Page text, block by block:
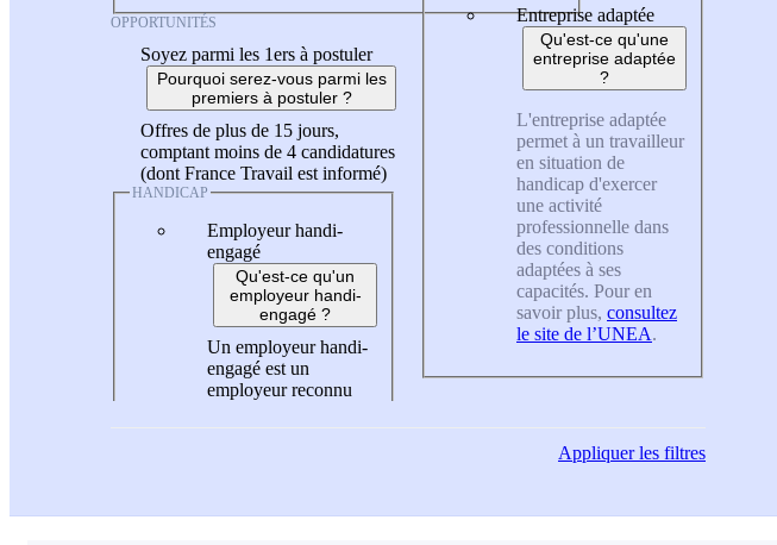
OPPORTUNITÉS
Soyez parmi les 1ers à postuler
Pourquoi serez-vous parmi les
premiers à postuler ?
Offres de plus de 15 jours,
comptant moins de 4 candidatures
(dont France Travail est informé)
HANDICAP
Employeur handi-
engagé
Qu'est-ce qu'un
employeur handi-
engagé ?
Un employeur handi-
engagé est un
employeur reconnu
Entreprise adaptée
Qu'est-ce qu'une
entreprise adaptée
?
L'entreprise adaptée
permet à un travailleur
en situation de
handicap d'exercer
une activité
professionnelle dans
des conditions
adaptées à ses
capacités. Pour en
savoir plus, consultez
le site de l’UNEA.
Appliquerles filtres